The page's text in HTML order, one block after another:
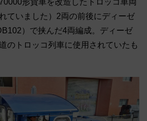
形貨車を改造したトロッコ車両
ていました）2両の前後にディーゼ
）で挟んだ4両編成。ディーゼ
のトロッコ列車に使用されていたも